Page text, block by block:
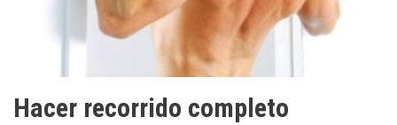
Hacer recorrido completo